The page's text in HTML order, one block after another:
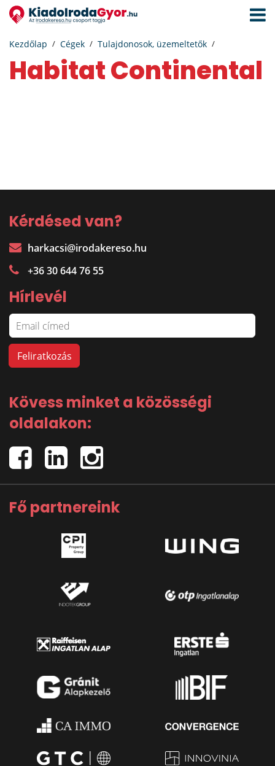
Kezdőlap Cégek Tulajdonosok, üzemeltetők
Habitat Continental
Kérdésed van?
harkacsi@irodakereso.hu
+36 30 644 76 55
Hírlevél
Kövess minket a közösségi
oldalakon:
Fő partnereink